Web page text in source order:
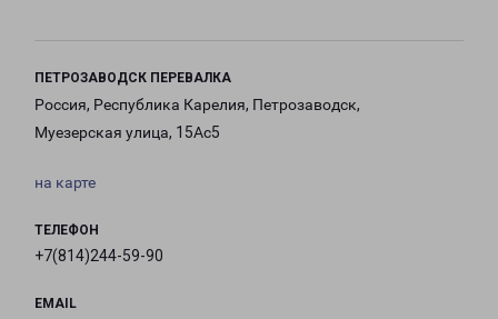
ПЕТРОЗАВОДСК ПЕРЕВАЛКА
Россия, Республика Карелия, Петрозаводск,
Муезерская улица, 15Ас5
на карте
ТЕЛЕФОН
+7(814)244-59-90
EMAIL